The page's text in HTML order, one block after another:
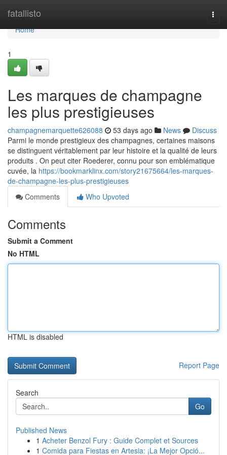
fatallisto
Home
Home
1
Les marques de champagne
les plus prestigieuses
champagnemarquette626088 53 days ago News
Discuss
Parmi le monde prestigieux des champagnes, certaines maisons
se distinguent véritablement par leur histoire et la qualité de leurs
produits . On peut citer Roederer, connu pour son emblématique
cuvée, la https://bookmarklinx.com/story21675664/les-marques-
de-champagne-les-plus-prestigieuses
Comments
Who Upvoted
Comments
Submit a Comment
No HTML
HTML is disabled
Report Page
Search
Go
Published News
1 Acheter Benzol Fury : Guide Complet et Sources
1 Comida para Fiestas en Artesia: ¡La Mejor Opció...